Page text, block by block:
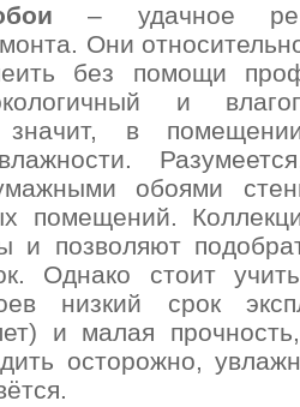
– удачное
Они
без помощи
и
в
обоями
помещений.
и позволяют
Однако стоит
низкий срок
и малая
осторожно,